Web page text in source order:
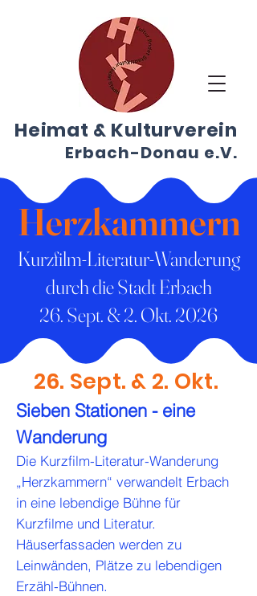
Heimat & Kulturverein
Erbach-Donau e.V.
Herzkammern
Kurzfilm-Literatur-Wanderung
durch die Stadt Erbach
26. Sept. & 2. Okt. 2026
26. Sept. & 2. Okt.
Sieben Stationen - eine
Wanderung
Die Kurzfilm-Literatur-Wanderung
„Herzkammern“ verwandelt Erbach
in eine lebendige Bühne für
Kurzfilme und Literatur.
Häuserfassaden werden zu
Leinwänden, Plätze zu lebendigen
Erzähl-Bühnen.